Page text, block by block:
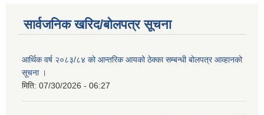
सार्वजनिक खरिद/बोलपत्र सूचना
आर्थिक वर्ष २०८३/८४ को आन्तरिक आयको ठेक्का सम्बन्धी बोलपत्र आव्हानको
सूचना ।
मिति: 07/30/2026 - 06:27